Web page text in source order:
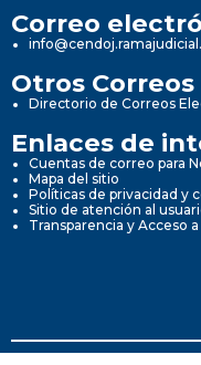
Correo
Otros
Directorio de Correos
Enlaces de
Cuentas de correo para
Mapa del sitio
Políticas de privacidad y
Sitio de atención al
Transparencia y Acceso